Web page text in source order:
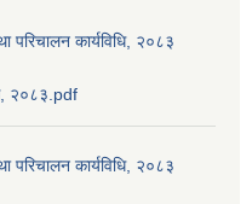
परिचालन कार्यविधि, २०८३
२०८३.pdf
परिचालन कार्यविधि, २०८३